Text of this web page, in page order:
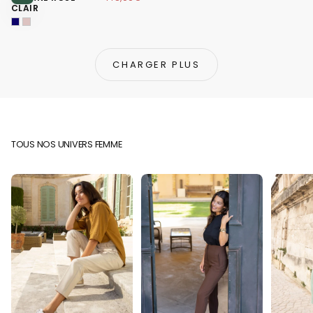
CLAIR
CHARGER PLUS
TOUS NOS UNIVERS FEMME